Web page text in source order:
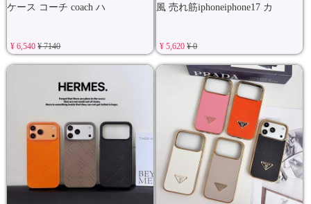
ケース コーチ coach ハ
¥ 6,540¥ 7140
風 売れ筋iphoneiphone17 カ
¥ 5,620¥ 0